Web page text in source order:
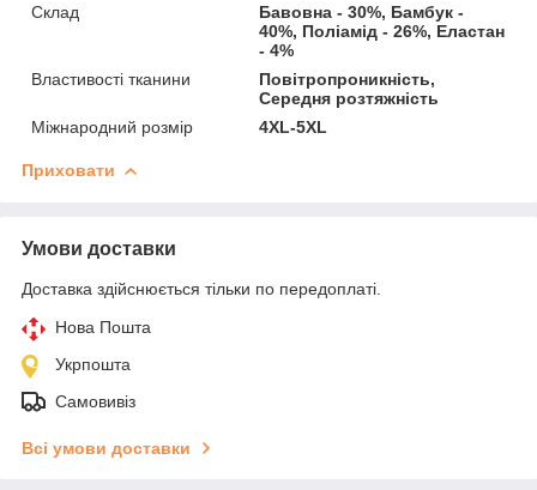
Склад
Бавовна - 30%, Бамбук -
40%, Поліамід - 26%, Еластан
- 4%
Властивості тканини
Повітропроникність,
Середня розтяжність
Міжнародний розмір
4XL-5XL
Приховати
Умови доставки
Доставка здійснюється тільки по передоплаті.
Нова Пошта
Укрпошта
Самовивіз
Всі умови доставки